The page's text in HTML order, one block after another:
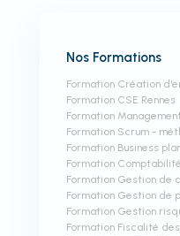
Nos Formations
Formation Création
Formation CSE Rennes
Formation
Formation Scrum -
Formation Business
Formation
Formation Gestion de
Formation Gestion de
Formation Gestion
Formation Fiscalité